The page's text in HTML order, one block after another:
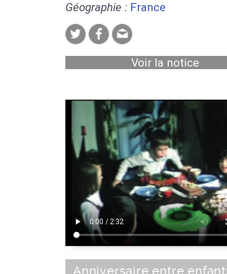
Géographie : France
Voir la notice
Anniversaire entre